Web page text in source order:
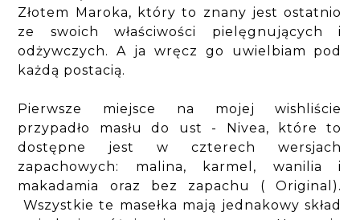
Złotem Maroka, który to znany jest ostatnio
ze swoich właściwości pielęgnujących i
odżywczych. A ja wręcz go uwielbiam pod
każdą postacią.
Pierwsze miejsce na mojej wishliście
przypadło masłu do ust - Nivea, które to
dostępne jest w czterech wersjach
zapachowych: malina, karmel, wanilia i
makadamia oraz bez zapachu ( Original).
Wszystkie te masełka mają jednakowy skład